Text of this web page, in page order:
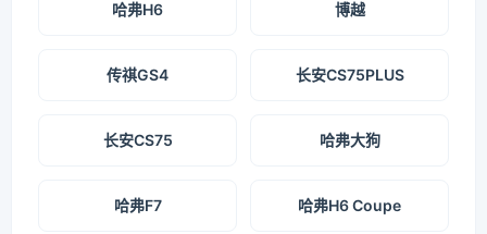
哈弗H6 博越
传祺GS4 长安CS75PLUS
长安CS75 哈弗大狗
哈弗F7 哈弗H6 Coupe